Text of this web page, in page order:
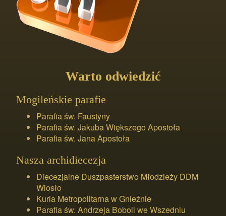
Warto odwiedzić
Mogileńskie parafie
Parafia św. Faustyny
Parafia św. Jakuba Większego Apostoła
Parafia św. Jana Apostoła
Nasza archidiecezja
Diecezjalne Duszpasterstwo Młodzieży DDM
Wiosło
Kuria Metropolitarna w Gnieźnie
Parafia św. Andrzeja Boboli we Wszedniu